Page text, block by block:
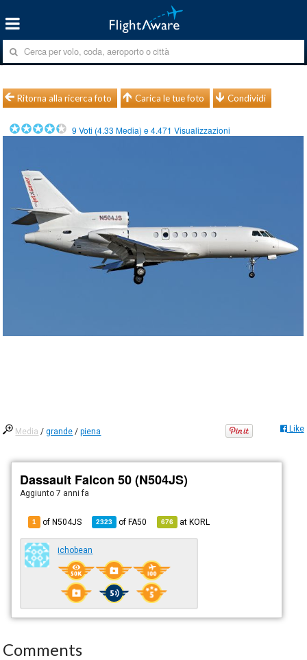
Ritorna alla ricerca foto Carica le tue foto Condividi
9 Voti (4.33 Media) e4.471 Visualizzazioni
Media /grande /piena Like
Dassault Falcon 50 (N504JS)
Aggiunto7 anni fa
1 of N504JS 2323 ofFA50 676 atKORL
ichobean
Comments